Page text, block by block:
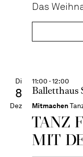
Das
Di
8
Dez
11:00 - 12:00
Balletthaus
Mitmachen
TANZ
MIT